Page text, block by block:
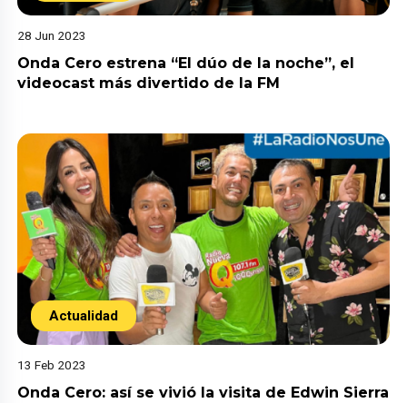
28 Jun 2023
Onda Cero estrena “El dúo de la noche”, el
videocast más divertido de la FM
Actualidad
13 Feb 2023
Onda Cero: así se vivió la visita de Edwin Sierra